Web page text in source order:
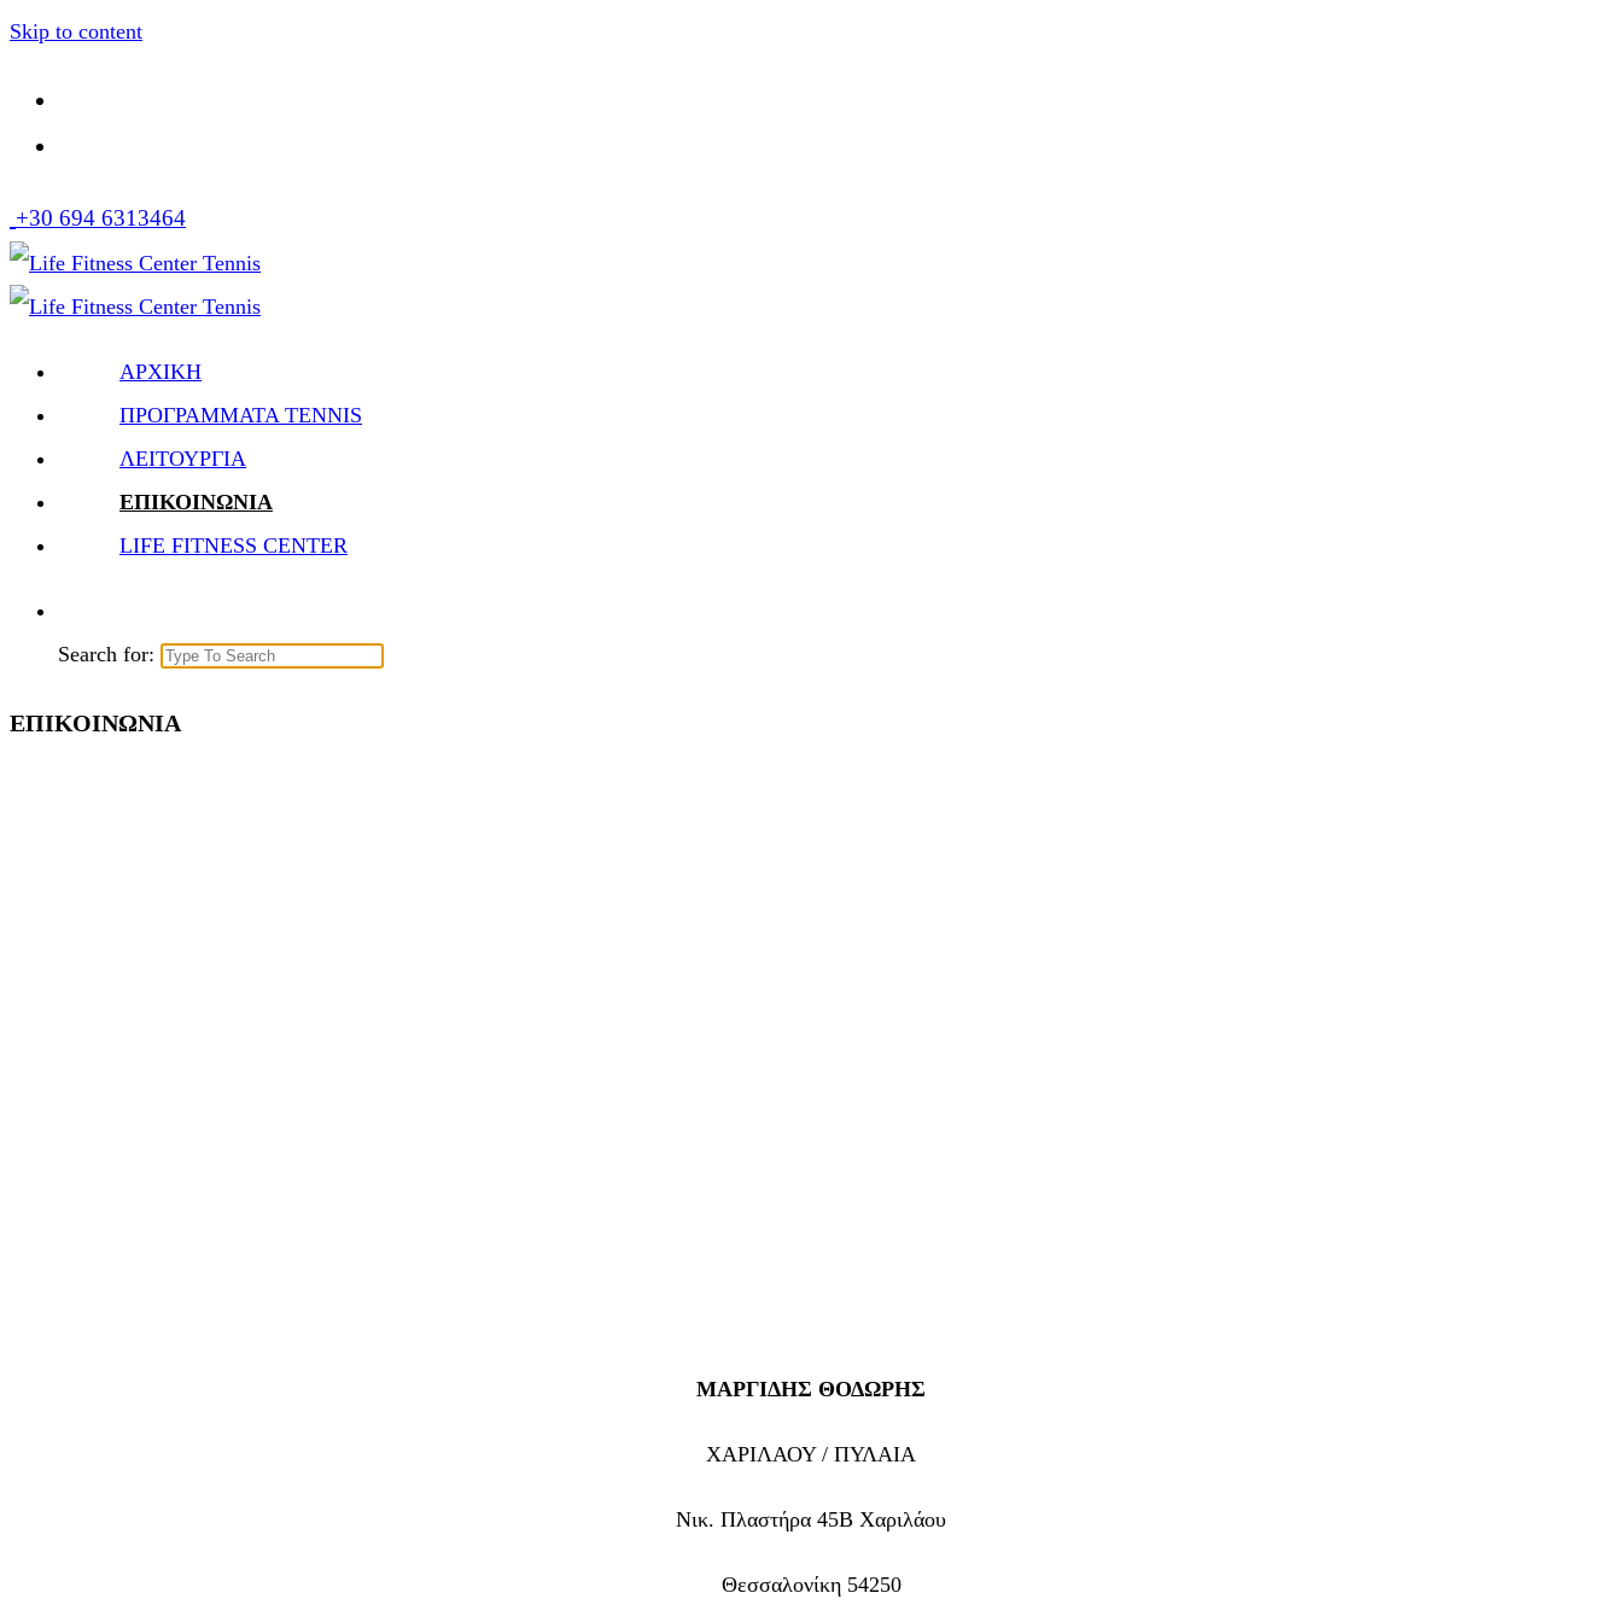
Skip to content
+30 694 6313464
ΑΡΧΙΚΗ
ΠΡΟΓΡΑΜΜΑΤΑ TENNIS
ΛΕΙΤΟΥΡΓΙΑ
ΕΠΙΚΟΙΝΩΝΙΑ
LIFE FITNESS CENTER
Search for:
ΕΠΙΚΟΙΝΩΝΙΑ
ΜΑΡΓΙΔΗΣ ΘΟΔΩΡΗΣ
ΧΑΡΙΛΑΟΥ / ΠΥΛΑΙΑ
Νικ. Πλαστήρα 45B Χαριλάου
Θεσσαλονίκη 54250